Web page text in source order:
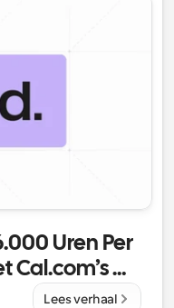
Uren Per
Cal.com’s
Lees verhaal